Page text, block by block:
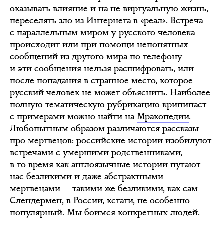
оказывать влияние и на не-виртуальную жизнь,
переселять зло из Интернета в «реал». Встреча
с параллельным миром у русского человека
происходит или при помощи непонятных
сообщений из другого мира по телефону —
и эти сообщения нельзя расшифровать, или
после попадания в странное место, которое
русский человек не может объяснить. Наиболее
полную тематическую рубрикацию крипипаст
с примерами можно найти на Мракопедии.
Любопытным образом различаются рассказы
про мертвецов: российские истории изобилуют
встречами с умершими родственниками,
в то время как англоязычные истории пугают
нас безликими и даже абстрактными
мертвецами — такими же безликими, как сам
Слендермен, в России, кстати, не особенно
популярный. Мы боимся конкретных людей.